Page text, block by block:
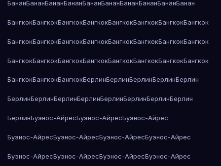
БананБананБананБананБананБананБананБананБананБанан
БангкокБангкокБангкокБангкокБангкокБангкокБангкокБангкок
БангкокБангкокБангкокБангкокБангкокБангкокБангкокБангкок
БангкокБангкокБангкокБангкокБангкокБангкокБангкокБангкок
БангкокБангкокБангкокБерлинБерлинБерлинБерлинБерлин
БерлинБерлинБерлинБерлинБерлинБерлинБерлинБерлин
БерлинБуэнос-АйресБуэнос-АйресБуэнос-Айрес
Буэнос-АйресБуэнос-АйресБуэнос-АйресБуэнос-Айрес
Буэнос-АйресБуэнос-АйресБуэнос-АйресБуэнос-Айрес